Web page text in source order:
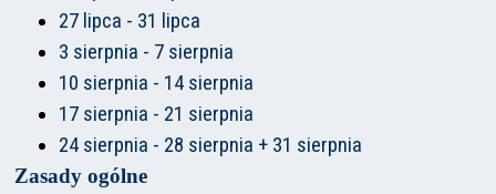
27 lipca - 31 lipca
3 sierpnia - 7 sierpnia
10 sierpnia - 14 sierpnia
17 sierpnia - 21 sierpnia
24 sierpnia - 28 sierpnia + 31 sierpnia
Zasady ogólne